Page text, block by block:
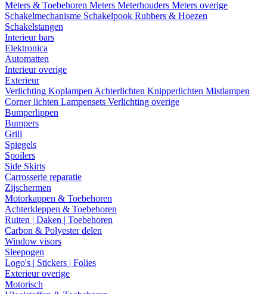
Meters & Toebehoren Meters Meterhouders Meters overige
Schakelmechanisme Schakelpook Rubbers & Hoezen
Schakelstangen
Interieur bars
Elektronica
Automatten
Interieur overige
Exterieur
Verlichting Koplampen Achterlichten Knipperlichten Mistlampen
Corner lichten Lampensets Verlichting overige
Bumperlippen
Bumpers
Grill
Spiegels
Spoilers
Side Skirts
Carrosserie reparatie
Zijschermen
Motorkappen & Toebehoren
Achterkleppen & Toebehoren
Ruiten | Daken | Toebehoren
Carbon & Polyester delen
Window visors
Sleepogen
Logo's | Stickers | Folies
Exterieur overige
Motorisch